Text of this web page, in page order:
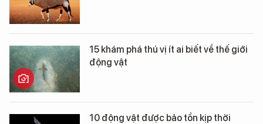
15 khám phá thú vị ít ai biết về thế giới
động vật
10 động vật được bảo tồn kịp thời